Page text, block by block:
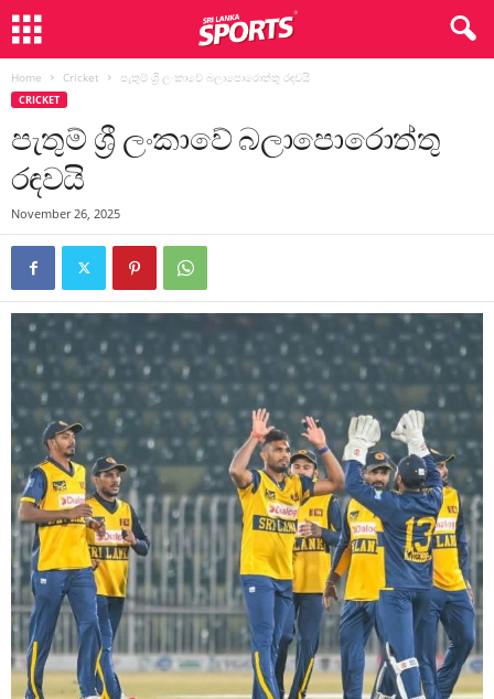
Home Cricket පැතුම් ශ්‍රී ලංකාවේ බලාපොරොත්තු රඳවයි
CRICKET
පැතුම් ශ්‍රී ලංකාවේ බලාපොරොත්තු
රඳවයි
November 26, 2025